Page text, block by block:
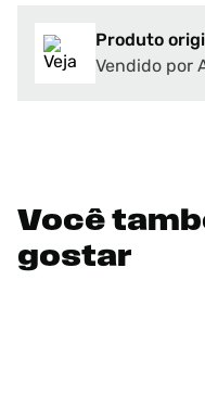
Produto
Vendido por
Você
gostar